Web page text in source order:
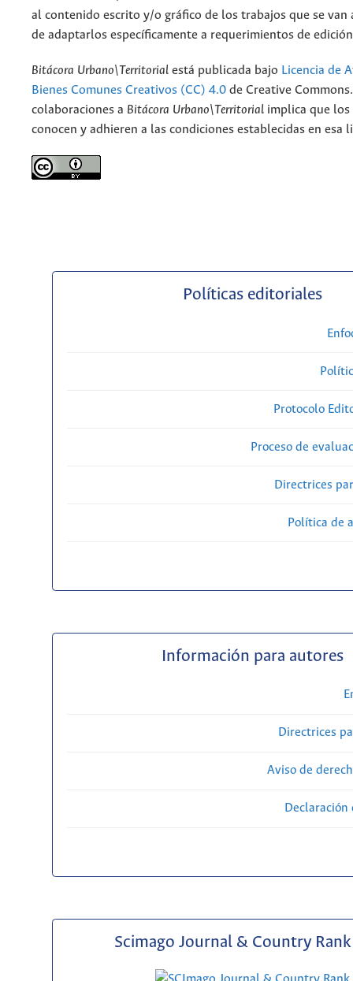
al contenido escrito y/o gráfico de los trabajos que se van
de adaptarlos específicamente a requerimientos de
Bitácora Urbano\Territorial está publicada bajo Licencia de
Bienes Comunes Creativos (CC) 4.0 de Creative
colaboraciones a Bitácora Urbano\Territorial implica que los
conocen y adhieren a las condiciones establecidas en esa
Políticas editoriales
Protocolo
Proceso de
Directrices
Política de
Información para autores
Directrices
Aviso de
Scimago Journal & Country Rank